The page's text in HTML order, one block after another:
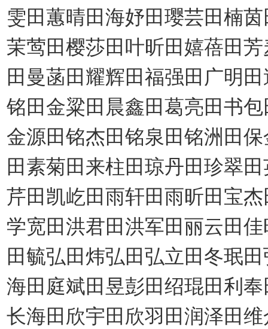
雯田蕙晴田海妤田璎芸田楠
茉莺田樱莎田叶昕田嬉蓓田
田曼菡田耀辉田福强田广明
铭田金粱田晨鑫田葛亮田书
金源田铭杰田铭泉田铭洲田
田素菊田来柱田琼丹田珍翠
芹田凯屹田雨轩田雨昕田宝
学宽田洪君田洪军田丽云田
田毓弘田炜弘田弘立田冬珉
海田庭斌田昱彭田绍琨田利
长海田欣宇田欣羽田润泽田